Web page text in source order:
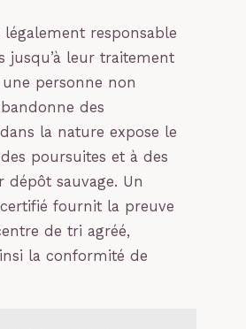
responsable
jusqu’à leur traitement
personne non
des
la nature expose le
poursuites et à des
dépôt sauvage. Un
fournit la preuve
de tri agréé,
la conformité de